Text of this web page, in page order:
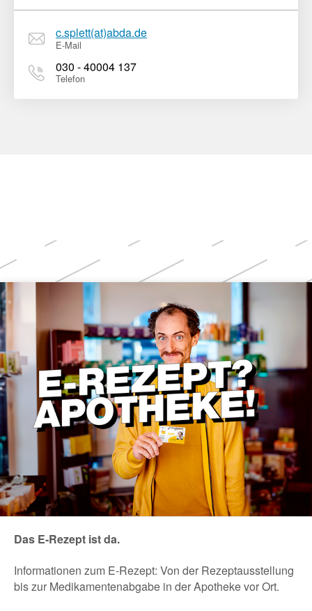
c.splett(at)abda.de
E-Mail
030 - 40004 137
Telefon
Weitere
Themen
Das E-Rezept ist da.
Informationen zum E-Rezept: Von der Rezeptausstellung
bis zur Medikamentenabgabe in der Apotheke vor Ort.